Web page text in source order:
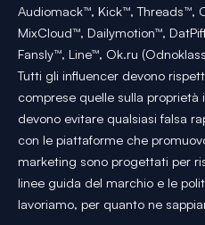
Audiomack™, Kick™, Threads™,
MixCloud™, Dailymotion™,
Fansly™, Line™, Ok.ru
Tutti gli influencer devono
comprese quelle sulla
devono evitare qualsiasi falsa
con le piattaforme che
marketing sono progettati per
linee guida del marchio e le
lavoriamo, per quanto ne